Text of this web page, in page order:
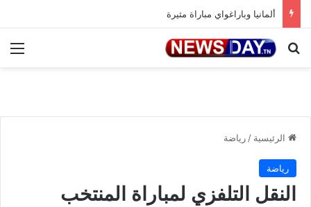
ألمانيا وباراغواي مباراة مثيرة
بحث عن
الرئيسية / رياضة
رياضة
النقل التلفزي لمباراة المنتخب